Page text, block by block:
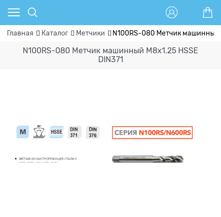
Главная Каталог Метчики N100RS-080 Метчик машинный
N100RS-080 Метчик машинный M8x1.25 HSSE
DIN371